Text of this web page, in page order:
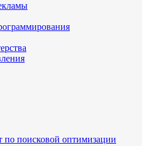
по поисковой оптимизации